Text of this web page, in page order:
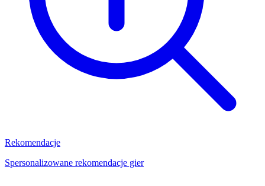
Rekomendacje
Spersonalizowane rekomendacje gier